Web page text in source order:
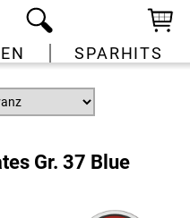
SPARHITS
Gr. 37 Blue